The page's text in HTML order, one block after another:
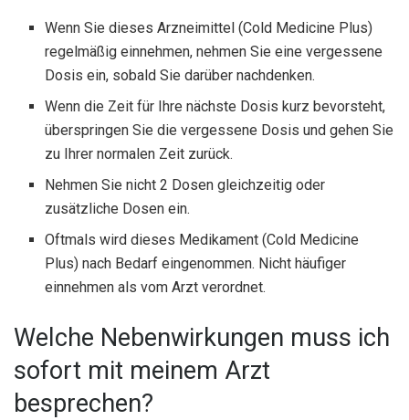
Wenn Sie dieses Arzneimittel (Cold Medicine Plus)
regelmäßig einnehmen, nehmen Sie eine vergessene
Dosis ein, sobald Sie darüber nachdenken.
Wenn die Zeit für Ihre nächste Dosis kurz bevorsteht,
überspringen Sie die vergessene Dosis und gehen Sie
zu Ihrer normalen Zeit zurück.
Nehmen Sie nicht 2 Dosen gleichzeitig oder
zusätzliche Dosen ein.
Oftmals wird dieses Medikament (Cold Medicine
Plus) nach Bedarf eingenommen. Nicht häufiger
einnehmen als vom Arzt verordnet.
Welche Nebenwirkungen muss ich
sofort mit meinem Arzt
besprechen?